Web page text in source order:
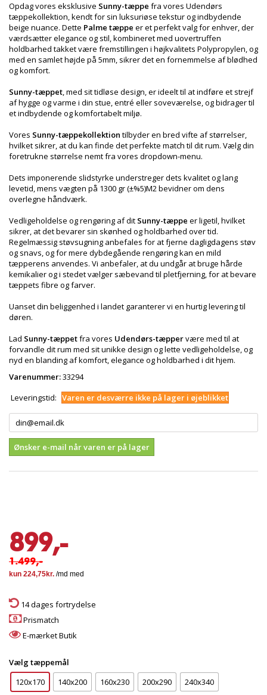
Opdag vores eksklusive Sunny-tæppe fra vores Udendørs
tæppekollektion, kendt for sin luksuriøse tekstur og indbydende
beige nuance. Dette Palme tæppe er et perfekt valg for enhver, der
værdsætter elegance og stil, kombineret med uovertruffen
holdbarhed takket være fremstillingen i højkvalitets Polypropylen, og
med en samlet højde på 5mm, sikrer det en fornemmelse af blødhed
og komfort.
Sunny-tæppet, med sit tidløse design, er ideelt til at indføre et strejf
af hygge og varme i din stue, entré eller soveværelse, og bidrager til
et indbydende og komfortabelt miljø.
Vores Sunny-tæppekollektion tilbyder en bred vifte af størrelser,
hvilket sikrer, at du kan finde det perfekte match til dit rum. Vælg din
foretrukne størrelse nemt fra vores dropdown-menu.
Dets imponerende slidstyrke understreger dets kvalitet og lang
levetid, mens vægten på 1300 gr (±%5)M2 bevidner om dens
overlegne håndværk.
Vedligeholdelse og rengøring af dit Sunny-tæppe er ligetil, hvilket
sikrer, at det bevarer sin skønhed og holdbarhed over tid.
Regelmæssig støvsugning anbefales for at fjerne dagligdagens støv
og snavs, og for mere dybdegående rengøring kan en mild
tæpperens anvendes. Vi anbefaler, at du undgår at bruge hårde
kemikalier og i stedet vælger sæbevand til pletfjerning, for at bevare
tæppets fibre og farver.
Uanset din beliggenhed i landet garanterer vi en hurtig levering til
døren.
Lad Sunny-tæppetfra vores Udendørs-tæppervære med til at
forvandle dit rum med sit unikke design og lette vedligeholdelse, og
nyd en blanding af komfort, elegance og holdbarhed i dit hjem.
Varenummer:33294
Leveringstid: Varen er desværre ikke på lager i øjeblikket
Ønsker e-mail når varen er på lager
899,-
1.499,-
14 dages fortrydelse
Prismatch
E-mærket Butik
Vælg tæppemål
120x170
140x200 160x230 200x290 240x340